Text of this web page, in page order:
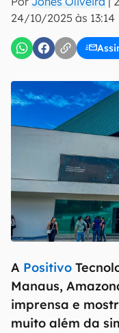
24/10/2025 às 13:14
Confirmo que li,
Uso e Política de
A Positivo
Manaus,
imprensa e
muito além da